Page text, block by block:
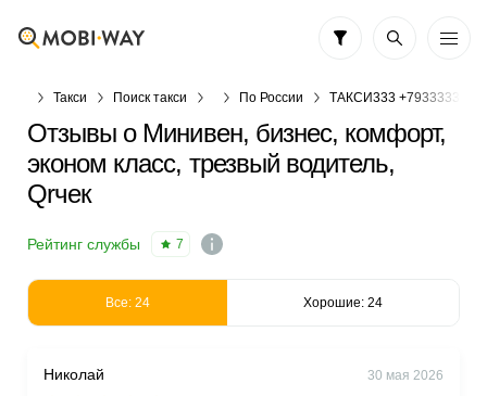
Такси Поиск такси По России ТАКСИ333
Отзывы о Минивен, бизнес, комфорт,
эконом класс, трезвый водитель,
Qrчек
Рейтинг службы 7
Все: 24 Хорошие: 24
Николай
30 мая 2026